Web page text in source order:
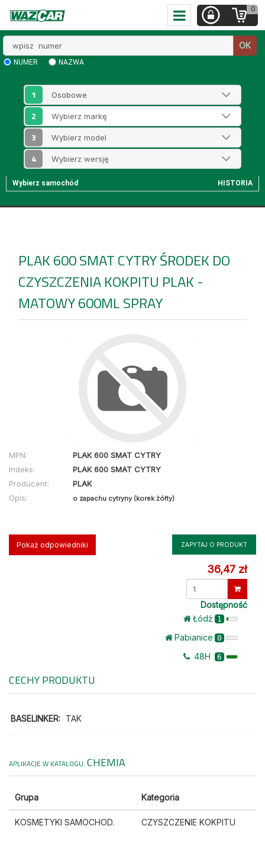
0
numer
OK
NUMER NAZWA
1
2
3
4
Wybierz samochód HISTORIA
PLAK 600 SMAT CYTRYŚRODEK DO
CZYSZCZENIA KOKPITU PLAK -
MATOWY 600ML SPRAY
MPN:
PLAK 600 SMAT CYTRY
Indeks:
PLAK 600 SMAT CYTRY
Producent:
PLAK
Opis:
o zapachu cytryny (korek żółty)
Pokaż odpowiedniki ZAPYTAJ O PRODUKT
36,47 zł
Dostępność
Łódż 1
Pabianice 0
48H 6
CECHY PRODUKTU
BASELINKER: TAK
APLIKACJE W KATALOGU: CHEMIA
Grupa Kategoria
KOSMETYKI SAMOCHOD. CZYSZCZENIE KOKPITU